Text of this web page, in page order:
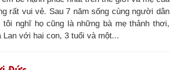
rất vui vẻ. Sau 7 năm sống cùng người dân
tôi nghĩ họ cũng là những bà mẹ thảnh thơi,
với hai con, 3 tuổi và một...